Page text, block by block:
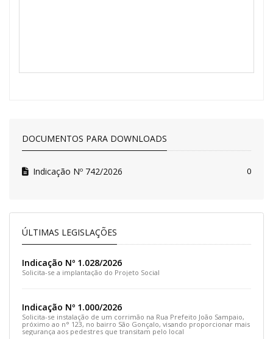
DOCUMENTOS PARA DOWNLOADS
Indicação Nº 742/2026 0
ÚLTIMAS LEGISLAÇÕES
Indicação Nº 1.028/2026
Solicita-se a implantação do Projeto Social
Indicação Nº 1.000/2026
Solicita-se instalação de um corrimão na Rua Prefeito João Sampaio,
próximo ao n° 123, no bairro São Gonçalo, visando proporcionar mais
segurança aos pedestres que transitam pelo local